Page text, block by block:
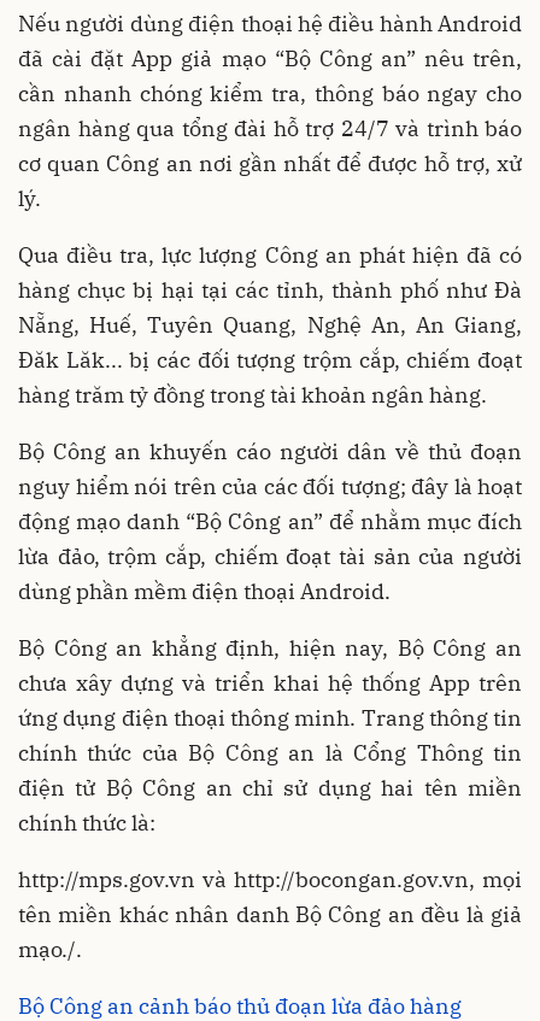
Nếu người dùng điện thoại hệ điều hành Android
đã cài đặt App giả mạo “Bộ Công an” nêu trên,
cần nhanh chóng kiểm tra, thông báo ngay cho
ngân hàng qua tổng đài hỗ trợ 24/7 và trình báo
cơ quan Công an nơi gần nhất để được hỗ trợ, xử
lý.
Qua điều tra, lực lượng Công an phát hiện đã có
hàng chục bị hại tại các tỉnh, thành phố như Đà
Nẵng, Huế, Tuyên Quang, Nghệ An, An Giang,
Đăk Lăk... bị các đối tượng trộm cắp, chiếm đoạt
hàng trăm tỷ đồng trong tài khoản ngân hàng.
Bộ Công an khuyến cáo người dân về thủ đoạn
nguy hiểm nói trên của các đối tượng; đây là hoạt
động mạo danh “Bộ Công an” để nhằm mục đích
lừa đảo, trộm cắp, chiếm đoạt tài sản của người
dùng phần mềm điện thoại Android.
Bộ Công an khẳng định, hiện nay, Bộ Công an
chưa xây dựng và triển khai hệ thống App trên
ứng dụng điện thoại thông minh. Trang thông tin
chính thức của Bộ Công an là Cổng Thông tin
điện tử Bộ Công an chỉ sử dụng hai tên miền
chính thức là:
http://mps.gov.vn và http://bocongan.gov.vn, mọi
tên miền khác nhân danh Bộ Công an đều là giả
mạo./.
Bộ Công an cảnh báo thủ đoạn lừa đảo hàng